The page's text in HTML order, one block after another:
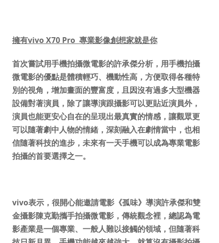
擁有vivo X70 Pro 專業影像創想家就是你
首次嘗試用手機拍攝微電影的許承傑分析，用手機拍攝
微電影的優點是體積輕巧、機動性高，方便取得各種特
別的視角，增加畫面的豐富度，且因沒有過多大型機器
設備對著演員，除了讓導演跟攝影可以更貼近演員外，
演員也能更安心自在的呈現出最真實的情感，讓觀眾更
可以隨著劇中人物的情緒，深刻融入在劇情當中，也相
信隨著科技的進步，未來有一天手機可以成為專業電影
拍攝的首要選擇之一。
vivo表示，很開心能邀請電影《孤味》導演許承傑和雙
金攝影陳克勤攜手拍攝微電影，傳統觀念裡，總認為電
影產業是一個專業、一般人難以接觸的領域，但隨著科